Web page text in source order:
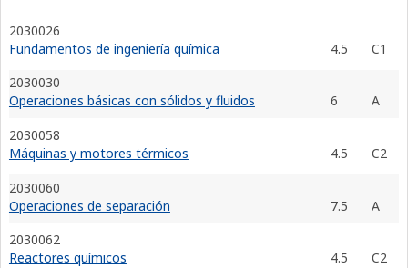
2030026
Fundamentos de ingeniería química
4.5
C1
2030030
Operaciones básicas con sólidos y fluidos
6
A
2030058
Máquinas y motores térmicos
4.5
C2
2030060
Operaciones de separación
7.5
A
2030062
Reactores químicos
4.5
C2